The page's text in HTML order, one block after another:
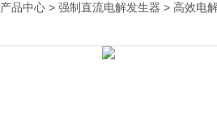
产品中心 > 强制直流电解发生器 > 高效电